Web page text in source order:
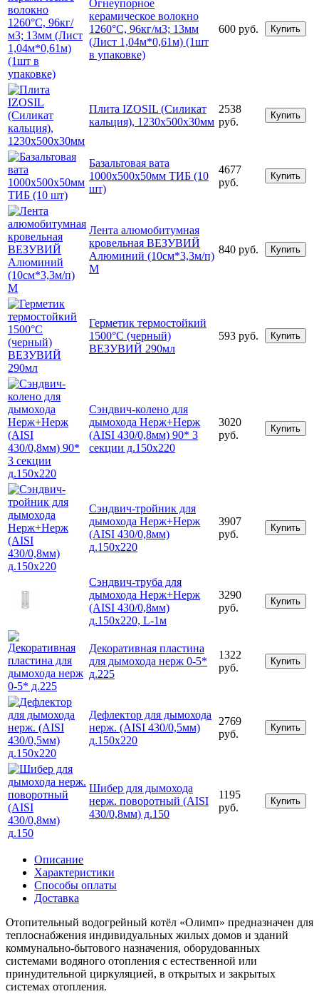
Огнеупорное
керамическое волокно
1260°С, 96кг/м3; 13мм
(Лист 1,04м*0,61м) (1шт
в упаковке)
600 руб. Купить
Плита IZOSIL (Силикат
кальция), 1230х500х30мм
2538
руб.
Купить
Базальтовая вата
1000х500х50мм ТИБ (10
шт)
4677
руб.
Купить
Лента алюмобитумная
кровельная ВЕЗУВИЙ
Алюминий (10см*3,3м/п)
М
840 руб. Купить
Герметик термостойкий
1500°С (черный)
ВЕЗУВИЙ 290мл
593 руб. Купить
Сэндвич-колено для
дымохода Нерж+Нерж
(AISI 430/0,8мм) 90* 3
секции д.150х220
3020
руб.
Купить
Сэндвич-тройник для
дымохода Нерж+Нерж
(AISI 430/0,8мм)
д.150х220
3907
руб.
Купить
Сэндвич-труба для
дымохода Нерж+Нерж
(AISI 430/0,8мм)
д.150х220, L-1м
3290
руб.
Купить
Декоративная пластина
для дымохода нерж 0-5*
д.225
1322
руб.
Купить
Дефлектор для дымохода
нерж. (AISI 430/0,5мм)
д.150х220
2769
руб.
Купить
Шибер для дымохода
нерж. поворотный (AISI
430/0,8мм) д.150
1195
руб.
Купить
Описание
Характеристики
Способы оплаты
Доставка
Отопительный водогрейный котёл «Олимп» предназначен для
теплоснабжения индивидуальных жилых домов и зданий
коммунально-бытового назначения, оборудованных
системами водяного отопления с естественной или
принудительной циркуляцией, в открытых и закрытых
системах отопления.